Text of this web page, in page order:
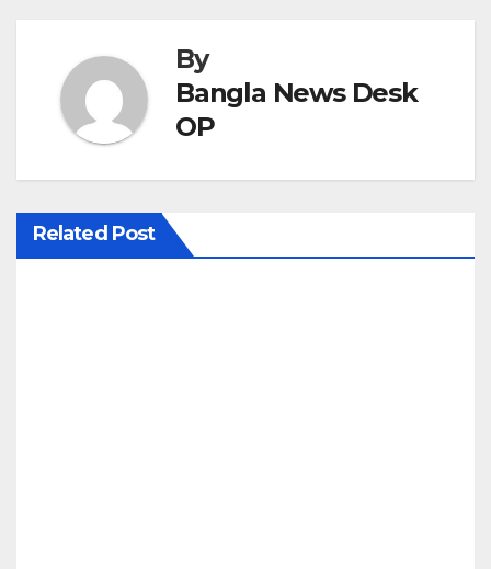
n
a
i
g
By
Bangla News Desk
OP
Related Post